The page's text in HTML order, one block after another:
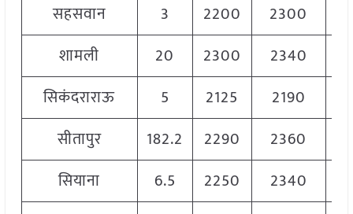
सहसवान
3 2200 2300
शामली
20 2300 2340
सिकंदराराऊ
5 2125 2190
सीतापुर
182.2 2290 2360
सियाना
6.5 2250 2340